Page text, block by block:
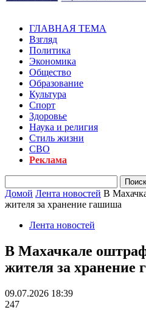
ГЛАВНАЯ ТЕМА
Взгляд
Политика
Экономика
Общество
Образование
Культура
Спорт
Здоровье
Наука и религия
Стиль жизни
СВО
Реклама
Домой Лента новостей В
жителя за хранение гашиша
Лента новостей
В Махачкале
жителя за хранение
09.07.2026 18:39
247